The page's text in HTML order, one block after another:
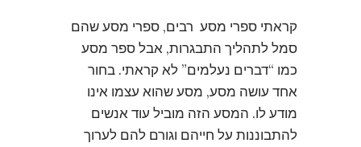
קראתי ספרי מסע רבים, ספרי מסע שהם
סמל לתהליך התבגרות, אבל ספר מסע
כמו “דברים נעלמים” לא קראתי. בחור
אחד עושה מסע, מסע שהוא עצמו אינו
מודע לו. המסע הזה מוביל עוד אנשים
להתבוננות על חייהם וגורם להם לערוך